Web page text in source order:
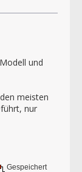
und
meisten
nur
Gespeichert